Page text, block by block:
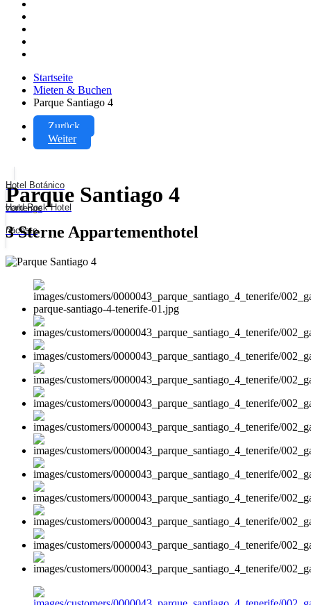
Startseite
Mieten & Buchen
Parque Santiago 4
Zurück
Weiter
Hotel Botánico
vorherige
Hard Rock Hotel
nächste
Parque Santiago 4
3 Sterne Appartementhotel